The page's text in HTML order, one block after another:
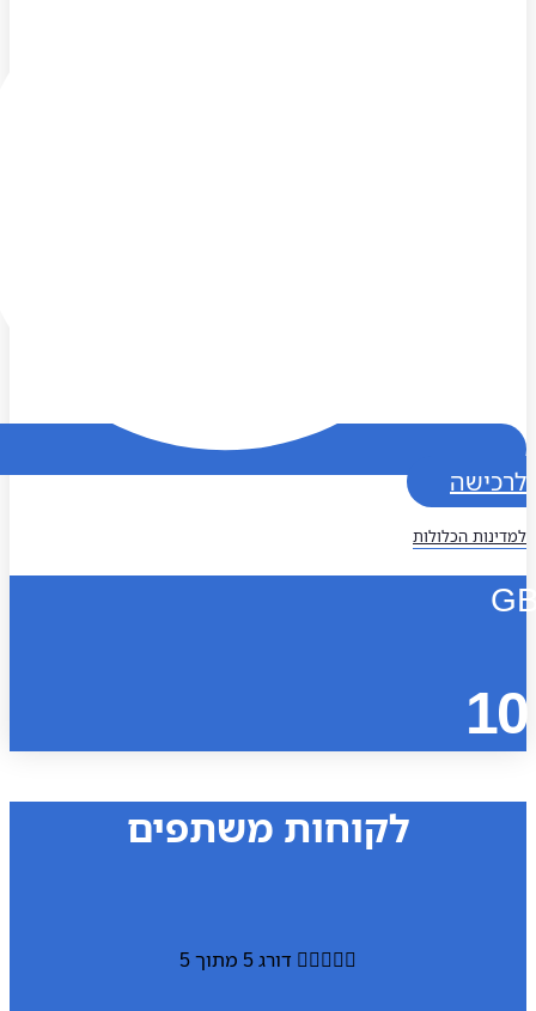
הכלולות
לקוחות משתפים
 דורג 5 מתוך 5